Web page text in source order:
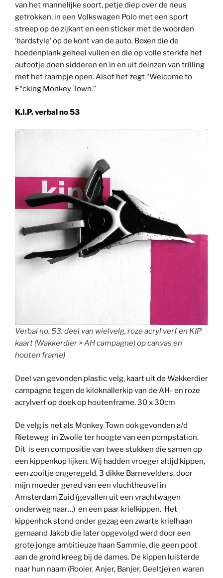
van het mannelijke soort, petje diep over de neus
getrokken, in een Volkswagen Polo met een sport
streep op de zijkant en een sticker met de woorden
‘hardstyle’ op de kont van de auto. Boxen die de
hoedenplank geheel vullen en die op volle sterkte het
autootje doen sidderen en in en uit deinzen van trilling
met het raampje open. Alsof het zegt “Welcome to
F*cking Monkey Town.”
K.I.P. verbal no 53
Verbal no. 53. deel van wielvelg, roze acryl verf en KIP
kaart (Wakkerdier > AH campagne) op canvas en
houten frame)
Deel van gevonden plastic velg, kaart uit de Wakkerdier
campagne tegen de kiloknallerkip van de AH- en roze
acrylverf op doek op houtenframe. 30 x 30cm
De velg is net als Monkey Town ook gevonden a/d
Rieteweg in Zwolle ter hoogte van een pompstation.
Dit is een compositie van twee stukken die samen op
een kippenkop lijken. Wij hadden vroeger altijd kippen,
een zooitje ongeregeld. 3 dikke Barnevelders, door
mijn moeder gered van een vluchtheuvel in
Amsterdam Zuid (gevallen uit een vrachtwagen
onderweg naar…) en een paar krielkippen. Het
kippenhok stond onder gezag een zwarte krielhaan
gemaand Jakob die later opgevolgd werd door een
grote jonge ambitieuze haan Sammie, die geen poot
aan de grond kreeg bij de dames. De kippen luisterde
naar hun naam (Rooier, Anjer, Banjer, Geeltje) en waren